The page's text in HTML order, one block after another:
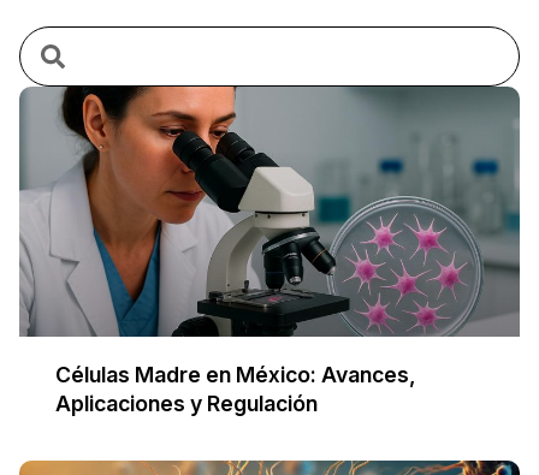
Células Madre en México: Avances,
Aplicaciones y Regulación